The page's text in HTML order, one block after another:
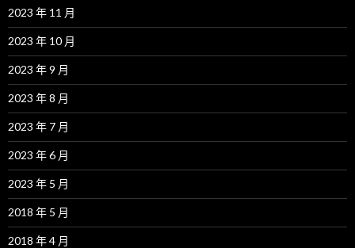
2023 年 11 月
2023 年 10 月
2023 年 9 月
2023 年 8 月
2023 年 7 月
2023 年 6 月
2023 年 5 月
2018 年 5 月
2018 年 4 月